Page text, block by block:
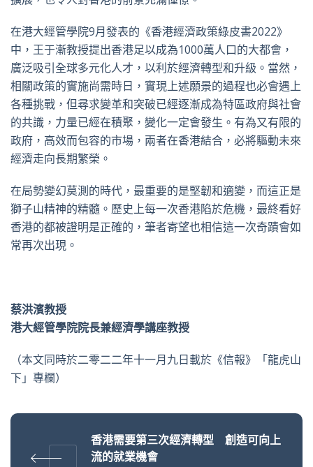
在港大經管學院9月發表的《香港經濟政策綠皮書2022》
中，王于漸教授提出香港足以成為1000萬人口的大都會，
廣泛吸引全球多元化人才，以利於經濟轉型和升級。當然，
相關政策的實施尚需時日，實現上述願景的過程也必會遇上
各種挑戰，但尋求變革和突破已經逐漸成為特區政府與社會
的共識，力量已經在積聚，變化一定會發生。有為又有限的
政府，高效而包容的市場，兩者在香港結合，必將驅動未來
經濟走向長期繁榮。
在局勢變幻莫測的時代，最重要的是堅韌和適變，而這正是
獅子山精神的精髓。歷史上每一次香港陷於危機，最終看好
香港的都被證明是正確的，筆者寄望也相信這一次奇蹟會如
常再次出現。
蔡洪濱教授
港大經管學院院長兼經濟學講座教授
（本文同時於二零二二年十一月九日載於《信報》「龍虎山
下」專欄）
香港需要第三次經濟轉型 創造可向上
流的就業機會